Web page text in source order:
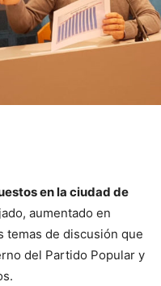
en la ciudad de
aumentado en
temas de discusión que
del Partido Popular y